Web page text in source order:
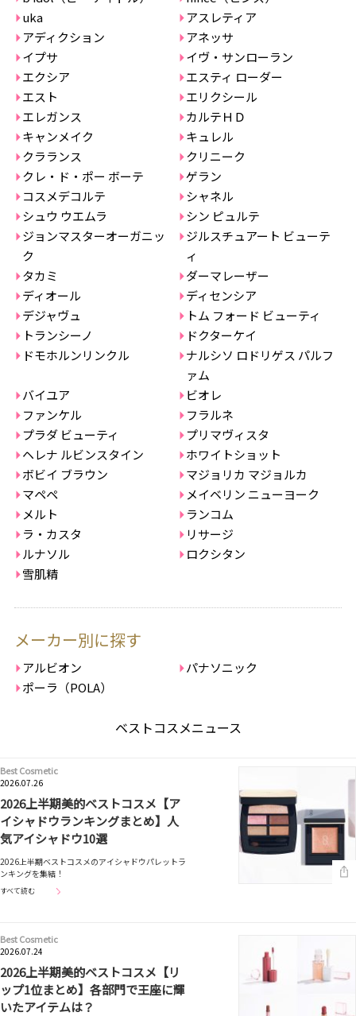
uka
アスレティア
アディクション
アネッサ
イプサ
イヴ・サンローラン
エクシア
エスティ ローダー
エスト
エリクシール
エレガンス
カルテＨＤ
キャンメイク
キュレル
クラランス
クリニーク
クレ・ド・ポー ボーテ
ゲラン
コスメデコルテ
シャネル
シュウ ウエムラ
シン ピュルテ
ジョンマスターオーガニッ
ク
ジルスチュアート ビューテ
ィ
タカミ
ダーマレーザー
ディオール
ディセンシア
デジャヴュ
トム フォード ビューティ
トランシーノ
ドクターケイ
ドモホルンリンクル
ナルシソ ロドリゲス パルフ
ァム
バイユア
ビオレ
ファンケル
フラルネ
プラダ ビューティ
プリマヴィスタ
ヘレナ ルビンスタイン
ホワイトショット
ボビイ ブラウン
マジョリカ マジョルカ
マペペ
メイベリン ニューヨーク
メルト
ランコム
ラ・カスタ
リサージ
ルナソル
ロクシタン
雪肌精
メーカー別に探す
アルビオン
パナソニック
ポーラ（POLA）
ベストコスメニュース
Best Cosmetic
2026.07.26
2026上半期美的ベストコスメ【ア
イシャドウランキングまとめ】人
気アイシャドウ10選
2026上半期ベストコスメのアイシャドウパレットラ
ンキングを集結！
すべて読む
Best Cosmetic
2026.07.24
2026上半期美的ベストコスメ【リ
ップ1位まとめ】各部門で王座に輝
いたアイテムは？